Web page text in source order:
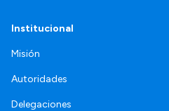
Institucional
Misión
Autoridades
Delegaciones